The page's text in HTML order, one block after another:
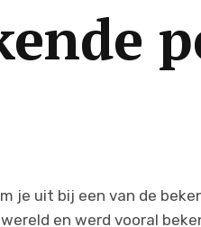
je uit bij een van de
en werd vooral